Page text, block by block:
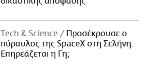
Τech & Science
Προσέκρουσε ο
πύραυλος της SpaceX στη Σελήνη:
Επηρεάζεται η Γη;